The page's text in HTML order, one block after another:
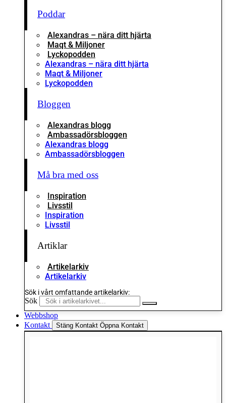
Poddar
Alexandras – nära ditt hjärta
Maqt & Miljoner
Lyckopodden
Alexandras – nära ditt hjärta
Maqt & Miljoner
Lyckopodden
Bloggen
Alexandras blogg
Ambassadörsbloggen
Alexandras blogg
Ambassadörsbloggen
Må bra med oss
Inspiration
Livsstil
Inspiration
Livsstil
Artiklar
Artikelarkiv
Artikelarkiv
Sök i vårt omfattande artikelarkiv:
Sök
Webbshop
Kontakt
Stäng Kontakt Öppna Kontakt